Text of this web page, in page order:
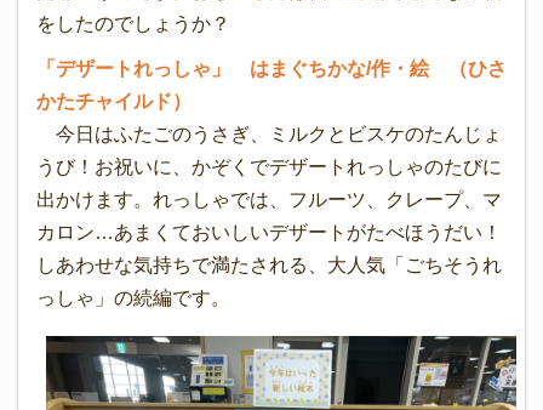
をしたのでしょうか？
「デザートれっしゃ」 はまぐちかな/作・絵 （ひさ
かたチャイルド）
今日はふたごのうさぎ、ミルクとビスケのたんじょ
うび！お祝いに、かぞくでデザートれっしゃのたびに
出かけます。れっしゃでは、フルーツ、クレープ、マ
カロン…あまくておいしいデザートがたべほうだい！
しあわせな気持ちで満たされる、大人気「ごちそうれ
っしゃ」の続編です。